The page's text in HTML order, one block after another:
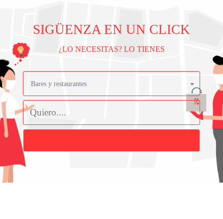
SIGÜENZA EN UN CLICK
¿LO NECESITAS? LO TIENES
Bares y restaurantes